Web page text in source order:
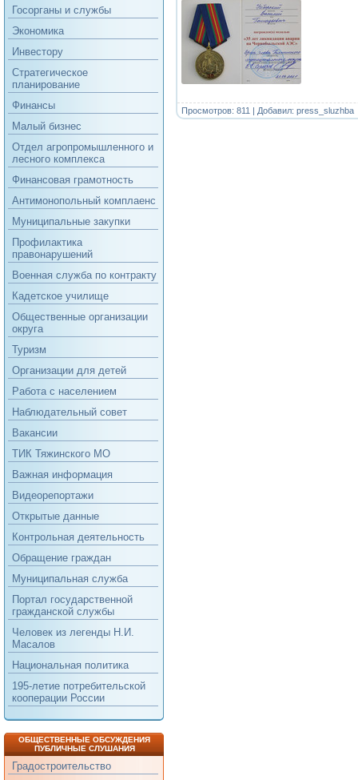
Госорганы и службы
Экономика
Инвестору
Стратегическое
планирование
Финансы
Малый бизнес
Отдел агропромышленного и
лесного комплекса
Финансовая грамотность
Антимонопольный комплаенс
Муниципальные закупки
Профилактика
правонарушений
Военная служба по контракту
Кадетское училище
Общественные организации
округа
Туризм
Организации для детей
Работа с населением
Наблюдательный совет
Вакансии
ТИК Тяжинского МО
Важная информация
Видеорепортажи
Открытые данные
Контрольная деятельность
Обращение граждан
Муниципальная служба
Портал государственной
гражданской службы
Человек из легенды Н.И.
Масалов
Национальная политика
195-летие потребительской
кооперации России
ОБЩЕСТВЕННЫЕ ОБСУЖДЕНИЯ
ПУБЛИЧНЫЕ СЛУШАНИЯ
Градостроительство
Просмотров: 811 | Добавил: press_sluzhba